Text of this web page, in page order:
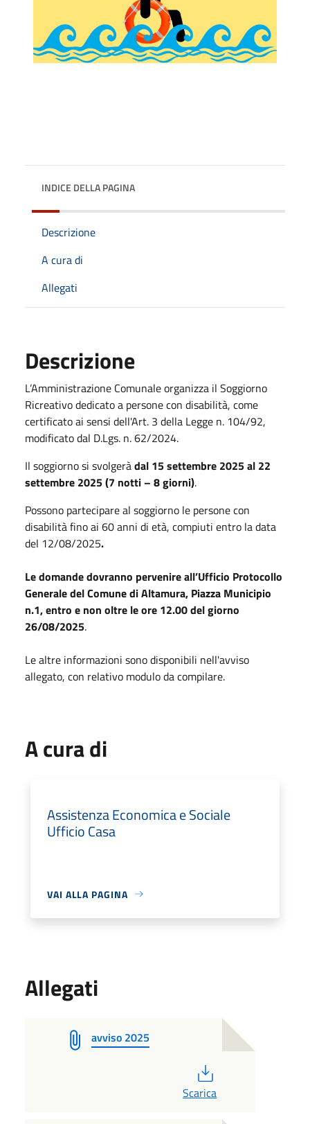
INDICE DELLA PAGINA
Descrizione
A cura di
Allegati
Descrizione
L’Amministrazione Comunale organizza il Soggiorno
Ricreativo dedicato a persone con disabilità, come
certificato ai sensi dell'Art. 3 della Legge n. 104/92,
modificato dal D.Lgs. n. 62/2024.
Il soggiorno si svolgeràdal 15 settembre 2025 al 22
settembre 2025 (7 notti – 8 giorni).
Possono partecipare al soggiorno le persone con
disabilità fino ai 60 anni di età, compiuti entro la data
del 12/08/2025.
Le domande dovranno pervenire all’Ufficio Protocollo
Generale del Comune di Altamura, Piazza Municipio
n.1, entro e non oltre le ore 12.00 del giorno
26/08/2025.
Le altre informazioni sono disponibili nell'avviso
allegato, con relativo modulo da compilare.
A cura di
Assistenza Economica e Sociale
Ufficio Casa
VAI ALLA PAGINA
Allegati
avviso 2025
Scarica